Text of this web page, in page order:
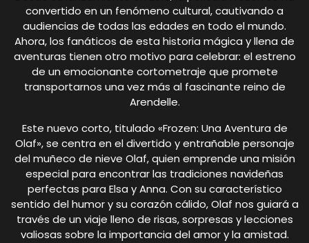
convertido en un fenómeno cultural, cautivando a
audiencias de todas las edades en todo el mundo.
Ahora, los fanáticos de esta historia mágica y llena de
aventuras tienen otro motivo para celebrar: el estreno
de un emocionante cortometraje que promete
transportarnos una vez más al fascinante reino de
Arendelle.
Este nuevo corto, titulado «Frozen: Una Aventura de
Olaf», se centra en el divertido y entrañable personaje
del muñeco de nieve Olaf, quien emprende una misión
especial para encontrar las tradiciones navideñas
perfectas para Elsa y Anna. Con su característico
sentido del humor y su corazón cálido, Olaf nos guiará a
través de un viaje lleno de risas, sorpresas y lecciones
valiosas sobre la importancia del amor y la amistad.